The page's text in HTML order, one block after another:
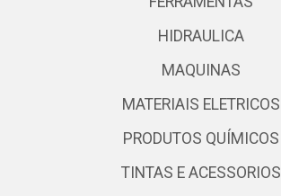
HIDRAULICA
MAQUINAS
MATERIAIS ELETRICOS
PRODUTOS QUÍMICOS
TINTAS E ACESSORIOS